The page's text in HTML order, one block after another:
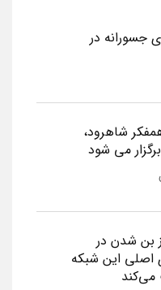
جسورانه در
شاهرود،
بن شدن در
اصلی این شبکه
می‌کند